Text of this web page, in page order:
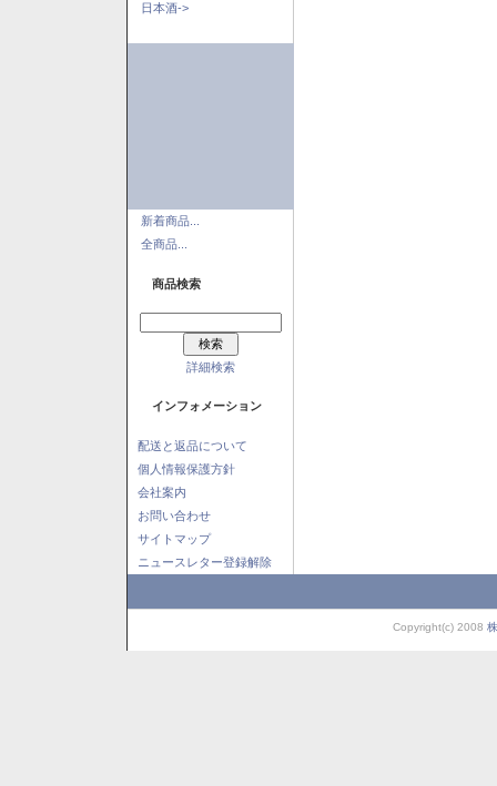
日本酒->
新着商品...
全商品...
商品検索
詳細検索
インフォメーション
配送と返品について
個人情報保護方針
会社案内
お問い合わせ
サイトマップ
ニュースレター登録解除
Copyright(c) 2008